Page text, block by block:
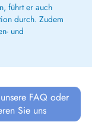
führt er auch
durch. Zudem
und
FAQ oder
Sie uns